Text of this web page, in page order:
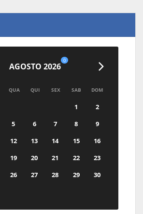
AGOSTO 2026
0
QUA QUI SEX SAB DOM
1
2
5 6 7 8
9
12 13 14 15
16
19 20 21 22
23
26 27 28 29
30